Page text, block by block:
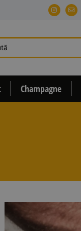
Champagne